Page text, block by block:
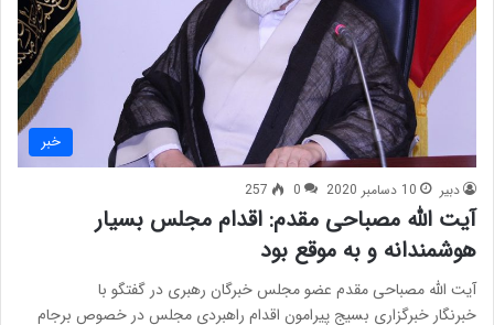
خبر
دبیر 10 دسامبر 2020 0
257
آیت الله مصباحی مقدم: اقدام مجلس بسیار
هوشمندانه و به موقع بود
آیت الله مصباحی مقدم عضو مجلس خبرگان رهبری در گفتگو با
خبرنگار خبرگزاری بسیج پیرامون اقدام راهبردی مجلس در خصوص برجام